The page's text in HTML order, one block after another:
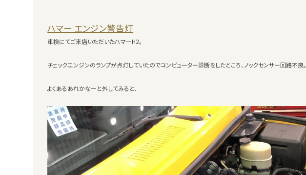
ハマー エンジン警告灯
車検にてご来店いただいたハマーH2。
チェックエンジンのランプが点灯していたのでコンピューター診断をしたところ、ノックセンサー回路不良。
よくあるあれかなーと外してみると、